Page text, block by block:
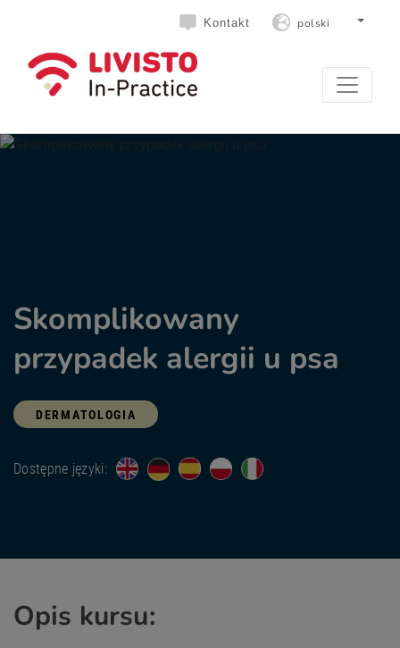
Kontakt polski
Skomplikowany
przypadek alergii u psa
DERMATOLOGIA
Dostępne języki:
Opis kursu: